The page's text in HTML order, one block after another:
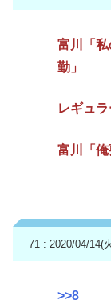
富川「
勤」
レギュ
富川「俺
71 : 2020/04/14(
>>8